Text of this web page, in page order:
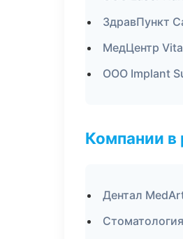
ЗдравПункт
МедЦентр
ООО Implant
Компании в
Дентал